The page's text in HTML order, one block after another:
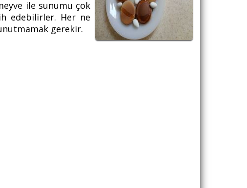
ile sunumu çok
edebilirler. Her ne
gerekir.